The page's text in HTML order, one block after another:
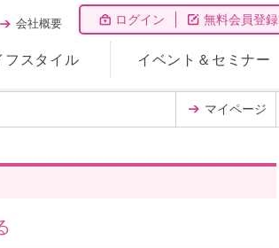
ログイン 無料会員登録
フスタイル イベント＆セミナー
会社概要
マイページ